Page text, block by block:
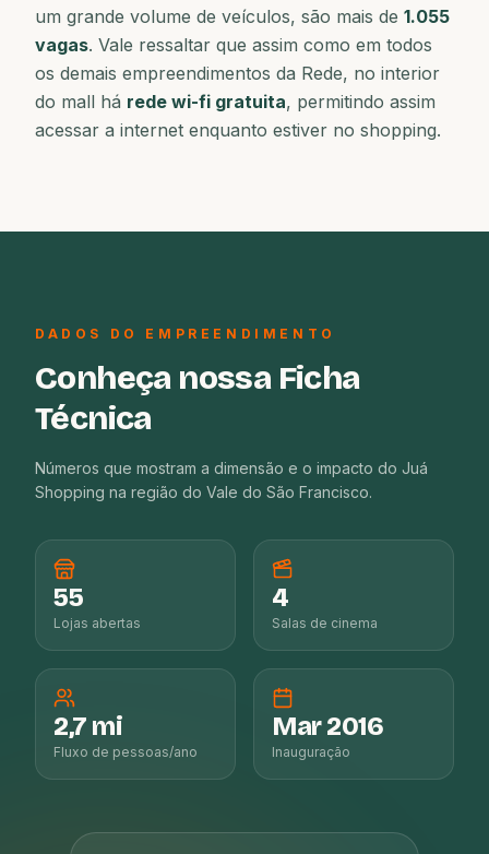
um grande volume de veículos, são mais de 1.055
vagas. Vale ressaltar que assim como em todos
os demais empreendimentos da Rede, no interior
do mall há rede wi-fi gratuita, permitindo assim
acessar a internet enquanto estiver no shopping.
DADOS DO EMPREENDIMENTO
Conheça nossa Ficha
Técnica
Números que mostram a dimensão e o impacto do Juá
Shopping na região do Vale do São Francisco.
55
Lojas abertas
4
Salas de cinema
2,7 mi
Fluxo de pessoas/ano
Mar 2016
Inauguração